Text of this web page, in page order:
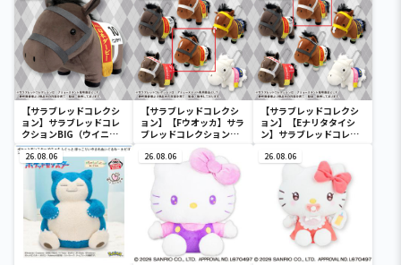
【サラブレッドコレクシ
ョン】サラブレッドコレ
クションBIG（ウイニン
グチケット）
【サラブレッドコレクシ
ョン】【Fウオッカ】サラ
ブレッドコレクションマ
【サラブレッドコレクシ
ョン】【Eナリタタイシ
ン】サラブレッドコレク
26.08.06 26.08.06 26.08.06